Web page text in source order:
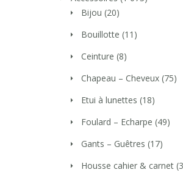
Bijou (20)
Bouillotte (11)
Ceinture (8)
Chapeau – Cheveux (75)
Etui à lunettes (18)
Foulard – Echarpe (49)
Gants – Guêtres (17)
Housse cahier & carnet